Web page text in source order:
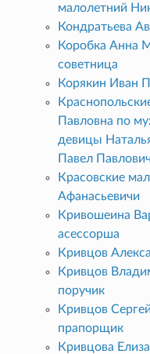
малолетний
Кондратьева
Коробка Анна
советница
Корякин Иван
Павловна по
девицы
Павел
Красовские
Афанасьевичи
Кривошеина
асессорша
Кривцов
Кривцов
поручик
Кривцов
прапорщик
Кривцова